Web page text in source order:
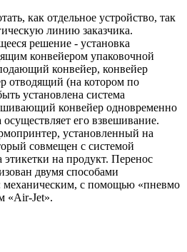
как отдельное устройство, так
линию заказчика.
решение - установка
конвейером упаковочной
конвейер, конвейер
отводящий (на котором по
установлена система
конвейер одновременно
его взвешивание.
установленный на
совмещен с системой
этикетки на продукт. Перенос
двумя способами
механическим, с помощью «пневмо
«Air-Jet».